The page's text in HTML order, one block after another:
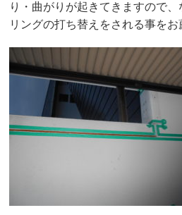
り・曲がりが起きてきますので
リングの打ち替えをされる事をお